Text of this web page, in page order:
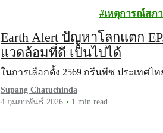
เหตุการณ์สภ
Earth Alert ปัญหาโลกแตก
แวดล้อมที่ดี เป็นไปได้
ในการเลือกตั้ง 2569 กรีนพีซ ประเทศ
Supang Chatuchinda
4 กุมภาพันธ์ 2026
1 min read